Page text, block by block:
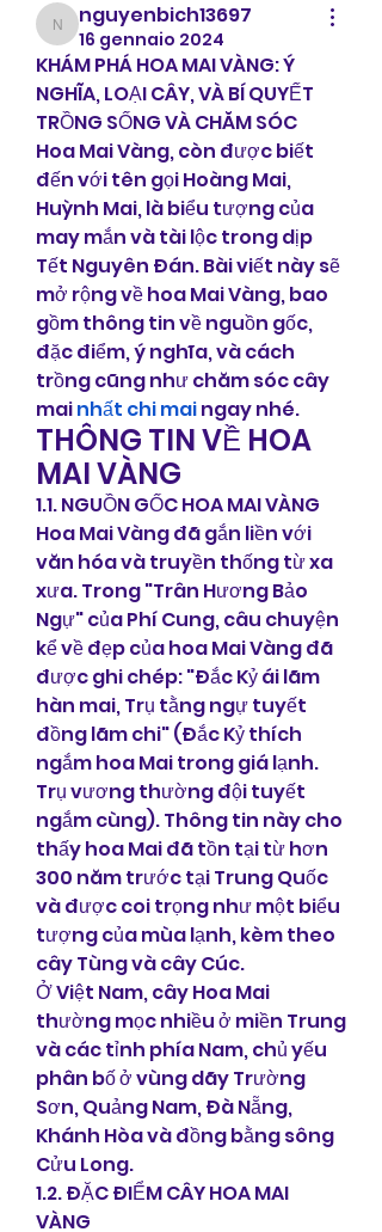
nguyenbich13697
nguyenbich13697
16 gennaio 2024
KHÁM PHÁ HOA MAI VÀNG: Ý
NGHĨA, LOẠI CÂY, VÀ BÍ QUYẾT
TRỒNG SỐNG VÀ CHĂM SÓC
Hoa Mai Vàng, còn được biết
đến với tên gọi Hoàng Mai,
Huỳnh Mai, là biểu tượng của
may mắn và tài lộc trong dịp
Tết Nguyên Đán. Bài viết này sẽ
mở rộng về hoa Mai Vàng, bao
gồm thông tin về nguồn gốc,
đặc điểm, ý nghĩa, và cách
trồng cũng như chăm sóc cây
mai nhất chi mai ngay nhé.
THÔNG TIN VỀ HOA
MAI VÀNG
1.1. NGUỒN GỐC HOA MAI VÀNG
Hoa Mai Vàng đã gắn liền với
văn hóa và truyền thống từ xa
xưa. Trong "Trân Hương Bảo
Ngự" của Phí Cung, câu chuyện
kể về đẹp của hoa Mai Vàng đã
được ghi chép: "Đắc Kỷ ái lãm
hàn mai, Trụ tằng ngự tuyết
đồng lãm chi" (Đắc Kỷ thích
ngắm hoa Mai trong giá lạnh.
Trụ vương thường đội tuyết
ngắm cùng). Thông tin này cho
thấy hoa Mai đã tồn tại từ hơn
300 năm trước tại Trung Quốc
và được coi trọng như một biểu
tượng của mùa lạnh, kèm theo
cây Tùng và cây Cúc.
Ở Việt Nam, cây Hoa Mai
thường mọc nhiều ở miền Trung
và các tỉnh phía Nam, chủ yếu
phân bố ở vùng dãy Trường
Sơn, Quảng Nam, Đà Nẵng,
Khánh Hòa và đồng bằng sông
Cửu Long.
1.2. ĐẶC ĐIỂM CÂY HOA MAI
VÀNG